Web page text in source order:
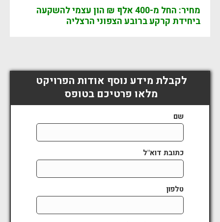
מחיר: החל מ-400 אלף ₪ הון עצמי להשקעה
ביחידת קרקע ברובע הצפוני הרצליה
לקבלת מידע נוסף אודות הפרויקט
מלאו פרטיכם בטופס
שם
כתובת דוא"ל
טלפון